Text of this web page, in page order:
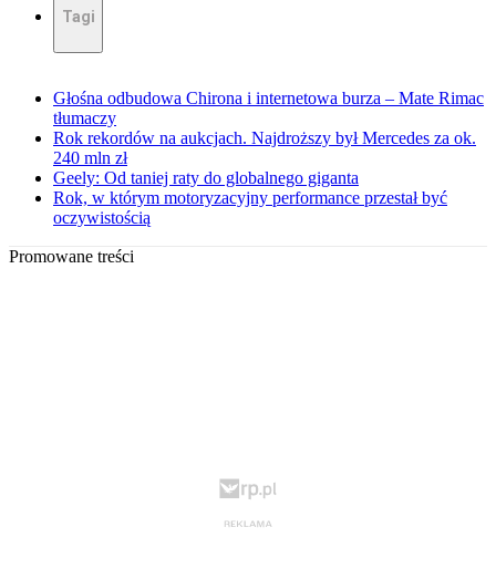
Tagi
Głośna odbudowa Chirona i internetowa burza – Mate Rimac
tłumaczy
Rok rekordów na aukcjach. Najdroższy był Mercedes za ok.
240 mln zł
Geely: Od taniej raty do globalnego giganta
Rok, w którym motoryzacyjny performance przestał być
oczywistością
Promowane treści